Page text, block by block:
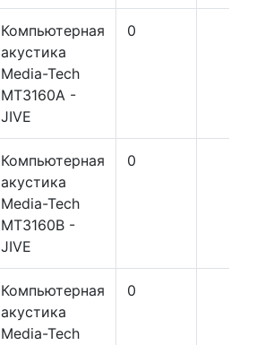
Компьютерная
акустика
Media-Tech
MT3160A -
JIVE
0
Компьютерная
акустика
Media-Tech
MT3160B -
JIVE
0
Компьютерная
акустика
Media-Tech
0